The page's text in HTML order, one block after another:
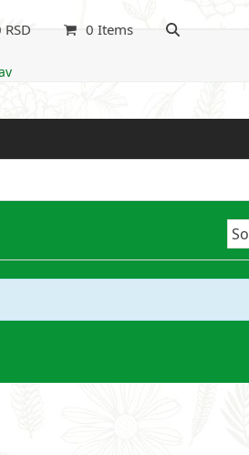
RSD 0 Items